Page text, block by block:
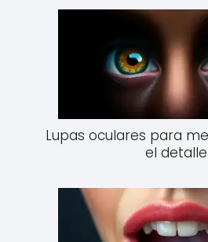
Lupas oculares para
el detalle